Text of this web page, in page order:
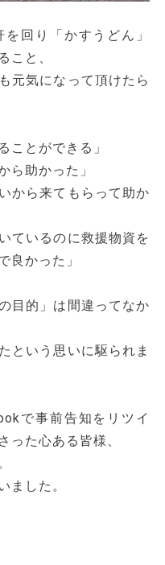
回り「かすうどん」
こと、
元気になって頂けたら
ことができる」
ら助かった」
から来てもらって助か
ているのに救援物資を
良かった」
目的」は間違ってなか
という思いに駆られま
で事前告知をリツイ
った心ある皆様、
ました。